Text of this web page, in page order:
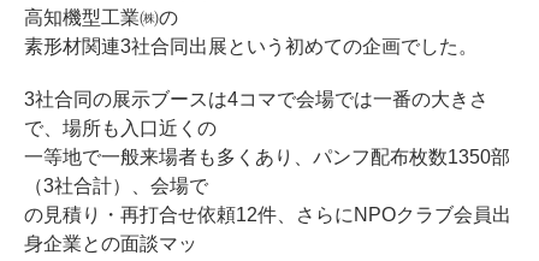
高知機型工業㈱の
素形材関連3社合同出展という初めての企画でした。
3社合同の展示ブースは4コマで会場では一番の大きさ
で、場所も入口近くの
一等地で一般来場者も多くあり、パンフ配布枚数1350部
（3社合計）、会場で
の見積り・再打合せ依頼12件、さらにNPOクラブ会員出
身企業との面談マッ